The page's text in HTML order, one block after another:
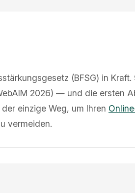
(BFSG) in Kraft.
2026) — und die ersten
einzige Weg, um Ihren
vermeiden.